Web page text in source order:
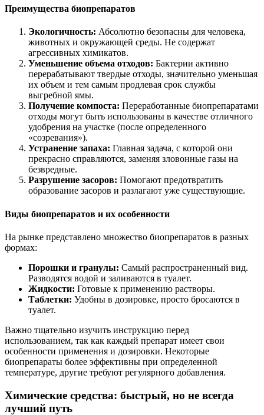
Преимущества биопрепаратов
Экологичность: Абсолютно безопасны для человека,
животных и окружающей среды. Не содержат
агрессивных химикатов.
Уменьшение объема отходов: Бактерии активно
перерабатывают твердые отходы, значительно уменьшая
их объем и тем самым продлевая срок службы
выгребной ямы.
Получение компоста: Переработанные биопрепаратами
отходы могут быть использованы в качестве отличного
удобрения на участке (после определенного
«созревания»).
Устранение запаха: Главная задача, с которой они
прекрасно справляются, заменяя зловонные газы на
безвредные.
Разрушение засоров: Помогают предотвратить
образование засоров и разлагают уже существующие.
Виды биопрепаратов и их особенности
На рынке представлено множество биопрепаратов в разных
формах:
Порошки и гранулы: Самый распространенный вид.
Разводятся водой и заливаются в туалет.
Жидкости: Готовые к применению растворы.
Таблетки: Удобны в дозировке, просто бросаются в
туалет.
Важно тщательно изучить инструкцию перед
использованием, так как каждый препарат имеет свои
особенности применения и дозировки. Некоторые
биопрепараты более эффективны при определенной
температуре, другие требуют регулярного добавления.
Химические средства: быстрый, но не всегда
лучший путь